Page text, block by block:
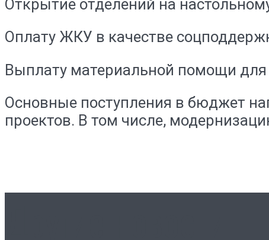
Открытие отделений на
Оплату ЖКУ в качестве
Выплату материальной помощи
Основные поступления в бюджет
проектов. В том числе,